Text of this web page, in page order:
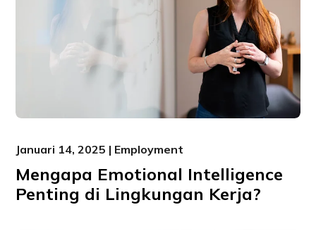
Januari 14, 2025 | Employment
Mengapa Emotional Intelligence
Penting di Lingkungan Kerja?